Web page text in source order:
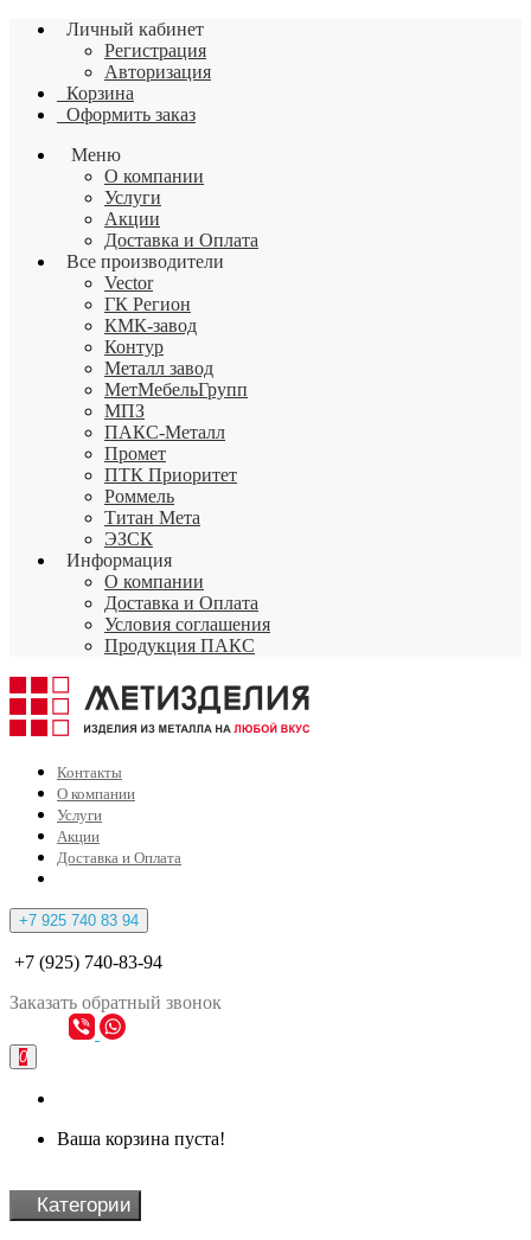
Личный кабинет
Регистрация
Авторизация
Корзина
Оформить заказ
Меню
О компании
Услуги
Акции
Доставка и Оплата
Все производители
Vector
ГК Регион
КМК-завод
Контур
Металл завод
МетМебельГрупп
МПЗ
ПАКС-Металл
Промет
ПТК Приоритет
Роммель
Титан Мета
ЭЗСК
Информация
О компании
Доставка и Оплата
Условия соглашения
Продукция ПАКС
Контакты
О компании
Услуги
Акции
Доставка и Оплата
+7 925 740 83 94
+7 (925) 740-83-94
Заказать обратный звонок
0
Ваша корзина пуста!
Категории